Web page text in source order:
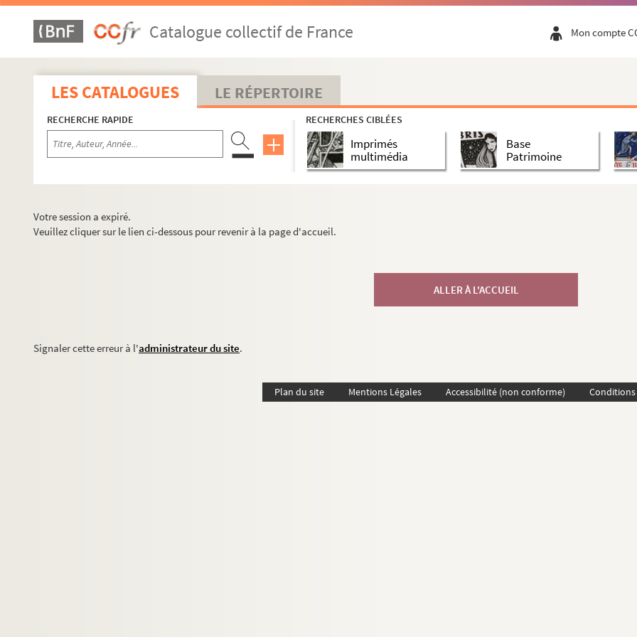
Catalogue collectif de France Mon compte
LES CATALOGUES LE RÉPERTOIRE
RECHERCHE RAPIDE RECHERCHES CIBLÉES
Imprimés
multimédia
Base
Patrimoine
Votre session a expiré.
Veuillez cliquer sur le lien ci-dessous pour revenir à la page d'accueil.
ALLER À L'ACCUEIL
Signaler cette erreur à l'administrateur du site.
Plan du site Mentions Légales Accessibilité (non conforme)